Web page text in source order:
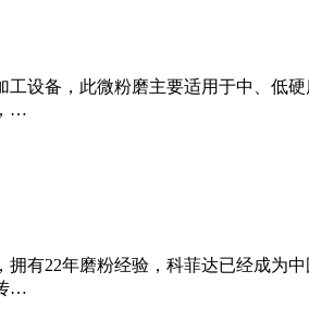
设备，此微粉磨主要适用于中、低
…
有22年磨粉经验，科菲达已经成为
…